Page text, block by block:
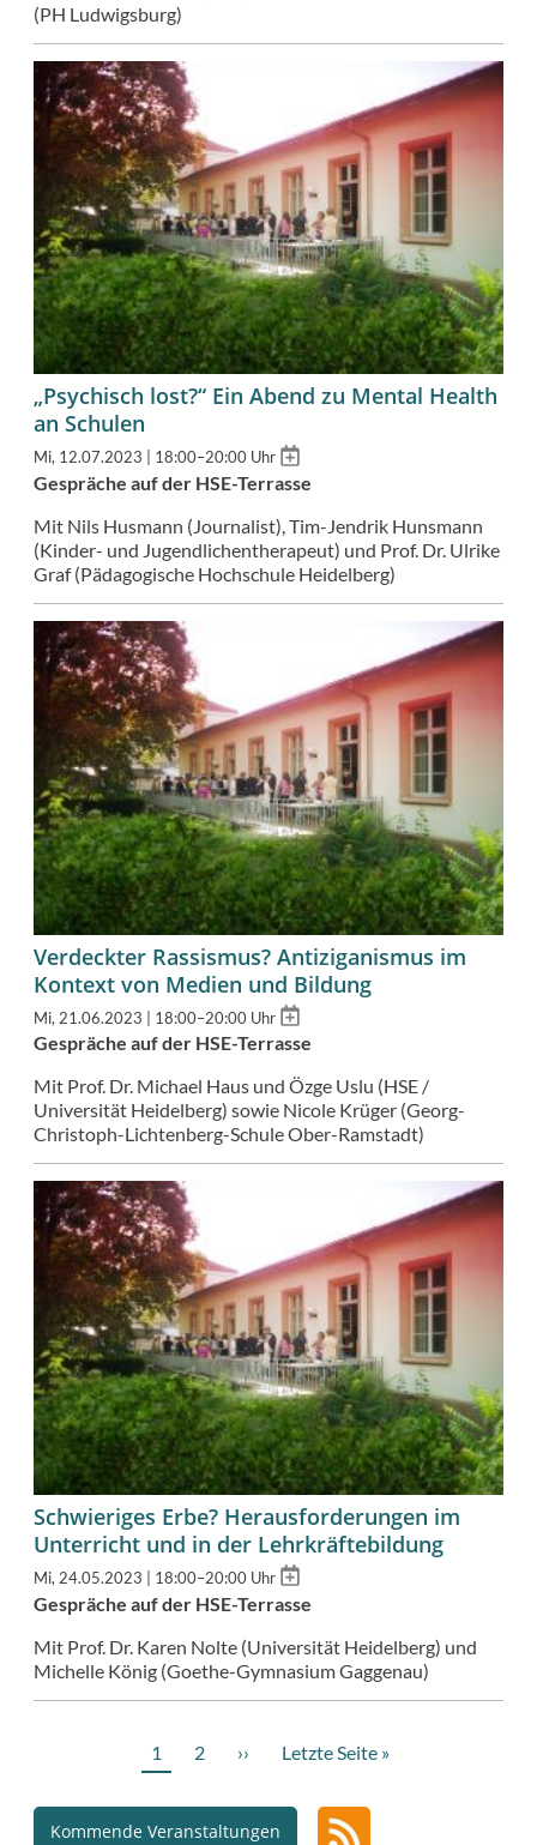
(PH Ludwigsburg)
„Psychisch lost?“ Ein Abend zu Mental Health
an Schulen
Mi, 12.07.2023 | 18:00–20:00 Uhr Add
calendar
Gespräche auf der HSE-Terrasse
Mit Nils Husmann (Journalist), Tim-Jendrik Hunsmann
(Kinder- und Jugendlichentherapeut) und Prof. Dr. Ulrike
Graf (Pädagogische Hochschule Heidelberg)
Verdeckter Rassismus? Antiziganismus im
Kontext von Medien und Bildung
Mi, 21.06.2023 | 18:00–20:00 Uhr Add
calendar
Gespräche auf der HSE-Terrasse
Mit Prof. Dr. Michael Haus und Özge Uslu (HSE /
Universität Heidelberg) sowie Nicole Krüger (Georg-
Christoph-Lichtenberg-Schule Ober-Ramstadt)
Schwieriges Erbe? Herausforderungen im
Unterricht und in der Lehrkräftebildung
Mi, 24.05.2023 | 18:00–20:00 Uhr Add
calendar
Gespräche auf der HSE-Terrasse
Mit Prof. Dr. Karen Nolte (Universität Heidelberg) und
Michelle König (Goethe-Gymnasium Gaggenau)
Seitennummerierung
Aktuelle
Seite
1 Page
2
Nächste
››
Letzte
Letzte Seite »
Kommende Veranstaltungen